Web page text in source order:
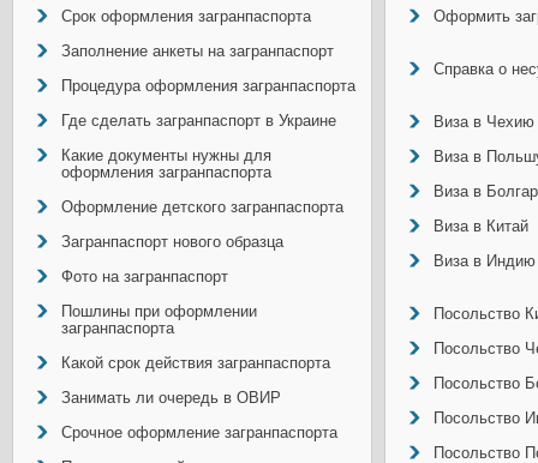
Срок оформления загранпаспорта
Заполнение анкеты на загранпаспорт
Процедура оформления загранпаспорта
Где сделать загранпаспорт в Украине
Какие документы нужны для
оформления загранпаспорта
Оформление детского загранпаспорта
Загранпаспорт нового образца
Фото на загранпаспорт
Пошлины при оформлении
загранпаспорта
Какой срок действия загранпаспорта
Занимать ли очередь в ОВИР
Срочное оформление загранпаспорта
Оформить
Справка о
Виза в Чехию
Виза в
Виза в
Виза в Китай
Виза в Индию
Посольство
Посольство
Посольство
Посольство
Посольство